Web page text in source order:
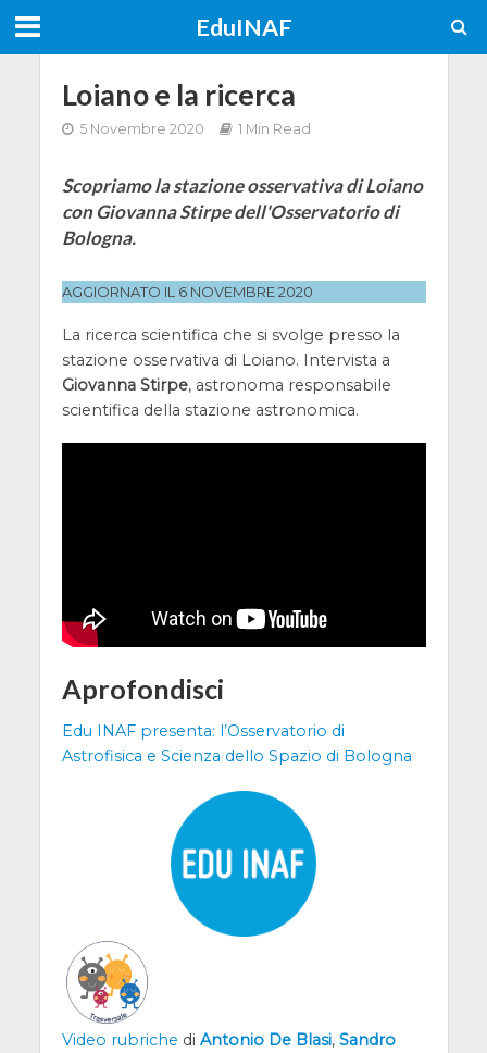
EduINAF
Loiano e la ricerca
5 Novembre 2020 1 Min Read
Scopriamo la stazione osservativa di Loiano
con Giovanna Stirpe dell'Osservatorio di
Bologna.
AGGIORNATO IL 6 NOVEMBRE 2020
La ricerca scientifica che si svolge presso la
stazione osservativa di Loiano. Intervista a
Giovanna Stirpe, astronoma responsabile
scientifica della stazione astronomica.
Aprofondisci
Edu INAF presenta: l’Osservatorio di
Astrofisica e Scienza dello Spazio di Bologna
Video rubriche di Antonio De Blasi, Sandro